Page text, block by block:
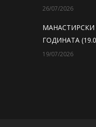
26/07/2026
МАНАСТИРСКИ
ГОДИНАТА
19/07/2026